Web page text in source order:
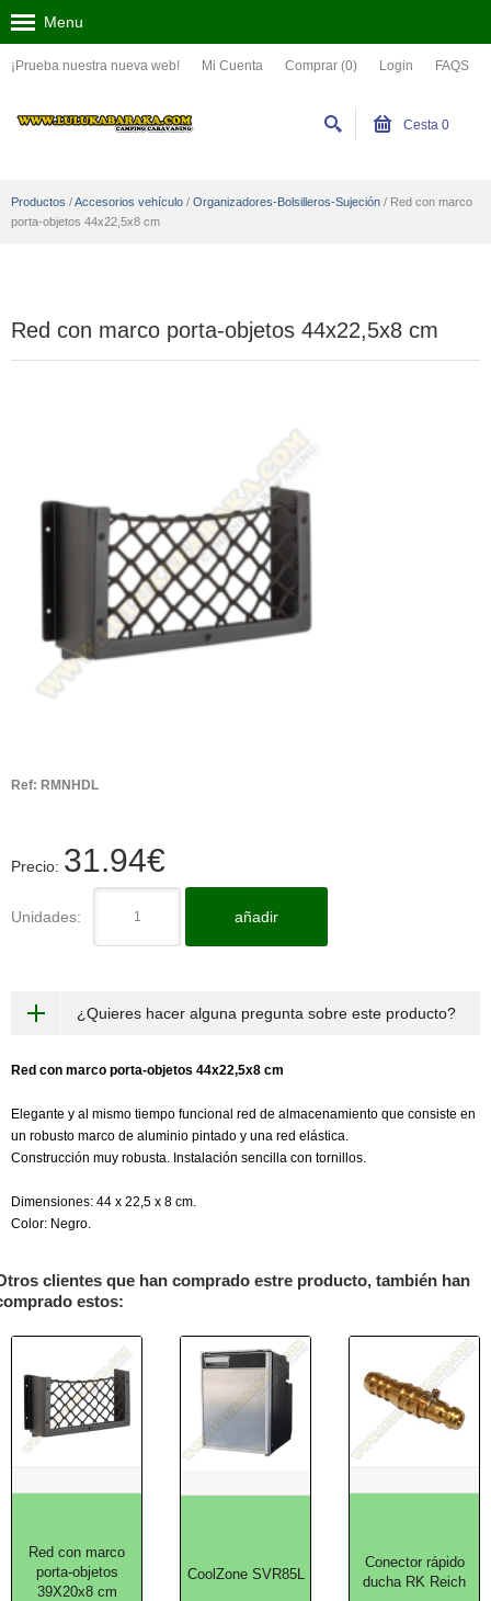
¡Prueba nuestra nueva web! Mi Cuenta Comprar (0) Login FAQS
Menu
Cesta 0
Productos /Accesorios vehículo / Organizadores-Bolsilleros-Sujeción / Red con marco
porta-objetos 44x22,5x8 cm
Red con marco porta-objetos 44x22,5x8 cm
Ref: RMNHDL
Precio: 31.94€
Unidades: añadir
¿Quieres hacer alguna pregunta sobre este producto?
Red con marco porta-objetos 44x22,5x8 cm
Elegante y al mismo tiempo funcional red de almacenamiento que consiste en
un robusto marco de aluminio pintado y una red elástica.
Construcción muy robusta. Instalación sencilla con tornillos.
Dimensiones: 44 x 22,5 x 8 cm.
Color: Negro.
clientes que han comprado estre producto, también han
estos:
Red con marco
porta-objetos
39X20x8 cm
CoolZone SVR85L
Conector rápido
ducha RK Reich